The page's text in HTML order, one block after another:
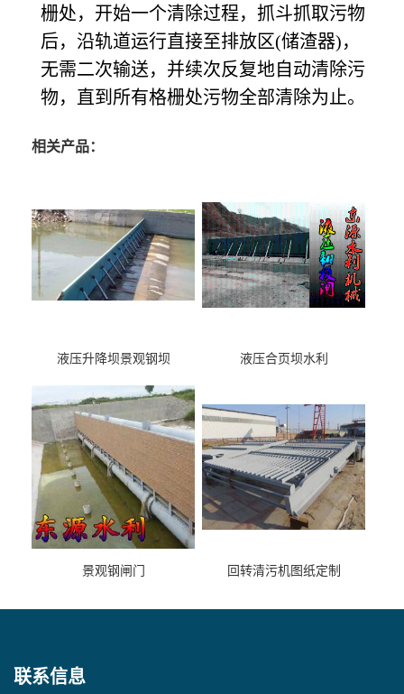
栅处，开始一个清除过程，抓斗抓取污物
后，沿轨道运行直接至排放区(储渣器)，
无需二次输送，并续次反复地自动清除污
物，直到所有格栅处污物全部清除为止。
相关产品：
液压升降坝景观钢坝 液压合页坝水利
景观钢闸门 回转清污机图纸定制
联系信息